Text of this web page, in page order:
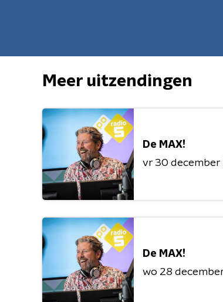
Meer uitzendingen
De MAX!
vr 30 december
De MAX!
wo 28